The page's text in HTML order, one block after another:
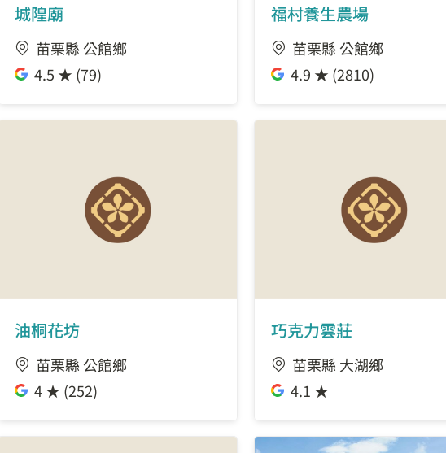
城隍廟
苗栗縣 公館鄉
4.5 ★ (79)
福村養生農場
苗栗縣 公館鄉
4.9 ★ (2810)
油桐花坊
苗栗縣 公館鄉
4 ★ (252)
巧克力雲莊
苗栗縣 大湖鄉
4.1 ★